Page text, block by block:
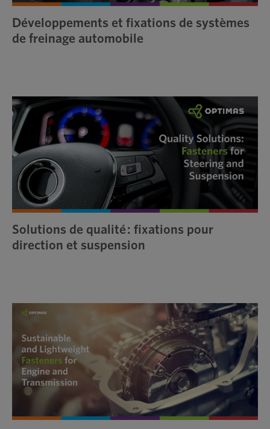
Développements et fixations de systèmes
de freinage automobile
Solutions de qualité : fixations pour
direction et suspension